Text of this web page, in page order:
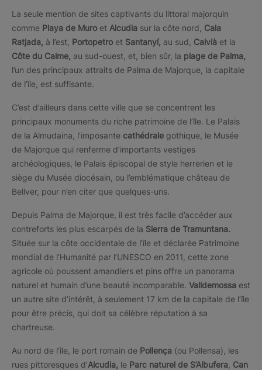
La seule mention de sites captivants du littoral majorquin
comme Playa de Muro et Alcudia sur la côte nord, Cala
Ratjada, à l’est, Portopetro et Santanyí, au sud, Calvià et la
Côte du Calme, au sud-ouest, et, bien sûr, la plage de Palma,
l’un des principaux attraits de Palma de Majorque, la capitale
de l’île, est suffisante.
C’est d’ailleurs dans cette ville que se concentrent les
principaux monuments du riche patrimoine de l’île. Le Palais
de la Almudaina, l’imposante cathédrale gothique, le Musée
de Majorque qui renferme d’importants vestiges
archéologiques, le Palais épiscopal de style herrerien et le
siège du Musée diocésain, ou l’emblématique château de
Bellver, pour n’en citer que quelques-uns.
Depuis Palma de Majorque, il est très facile d’accéder aux
contreforts les plus escarpés de la Sierra de Tramuntana.
Située sur la côte occidentale de l’île et déclarée Patrimoine
mondial de l’Humanité par l’UNESCO en 2011, cette zone
agricole où poussent amandiers et pins offre un panorama
naturel et humain d’une beauté incomparable. Valldemossa est
un autre site d’intérêt, à seulement 17 km de la capitale de l’île
pour être précis, qui doit sa célèbre réputation à sa
chartreuse.
Au nord de l’île, le port romain de Pollença (ou Pollensa), les
rues pittoresques d’Alcudia, le Parc naturel de S’Albufera Can